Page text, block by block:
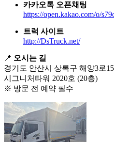
카카오톡 오픈채팅
https://open.kakao.com/o/
트럭 사이트
http://DsTruck.net/
📍 오시는 길
경기도 안산시 상록구 해양3로15
시그니처타워 2020호 (20층)
※ 방문 전 예약 필수